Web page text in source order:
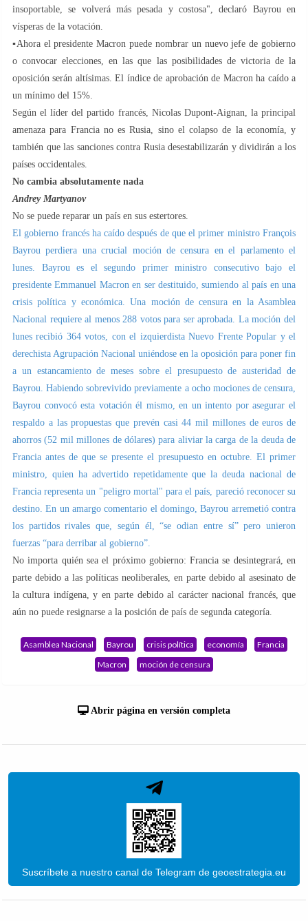
insoportable, se volverá más pesada y costosa", declaró Bayrou en
vísperas de la votación.
▪️Ahora el presidente Macron puede nombrar un nuevo jefe de gobierno
o convocar elecciones, en las que las posibilidades de victoria de la
oposición serán altísimas. El índice de aprobación de Macron ha caído a
un mínimo del 15%.
Según el líder del partido francés, Nicolas Dupont-Aignan, la principal
amenaza para Francia no es Rusia, sino el colapso de la economía, y
también que las sanciones contra Rusia desestabilizarán y dividirán a los
países occidentales.
No cambia absolutamente nada
Andrey Martyanov
No se puede reparar un país en sus estertores.
El gobierno francés ha caído después de que el primer ministro François
Bayrou perdiera una crucial moción de censura en el parlamento el
lunes. Bayrou es el segundo primer ministro consecutivo bajo el
presidente Emmanuel Macron en ser destituido, sumiendo al país en una
crisis política y económica. Una moción de censura en la Asamblea
Nacional requiere al menos 288 votos para ser aprobada. La moción del
lunes recibió 364 votos, con el izquierdista Nuevo Frente Popular y el
derechista Agrupación Nacional uniéndose en la oposición para poner fin
a un estancamiento de meses sobre el presupuesto de austeridad de
Bayrou. Habiendo sobrevivido previamente a ocho mociones de censura,
Bayrou convocó esta votación él mismo, en un intento por asegurar el
respaldo a las propuestas que prevén casi 44 mil millones de euros de
ahorros (52 mil millones de dólares) para aliviar la carga de la deuda de
Francia antes de que se presente el presupuesto en octubre. El primer
ministro, quien ha advertido repetidamente que la deuda nacional de
Francia representa un "peligro mortal" para el país, pareció reconocer su
destino. En un amargo comentario el domingo, Bayrou arremetió contra
los partidos rivales que, según él, “se odian entre sí” pero unieron
fuerzas “para derribar al gobierno”.
No importa quién sea el próximo gobierno: Francia se desintegrará, en
parte debido a las políticas neoliberales, en parte debido al asesinato de
la cultura indígena, y en parte debido al carácter nacional francés, que
aún no puede resignarse a la posición de país de segunda categoría.
Asamblea Nacional Bayrou crisis política economía
Francia
Macron
moción de censura
Abrir página en versión completa
Suscríbete a nuestro canal de Telegram de geoestrategia.eu